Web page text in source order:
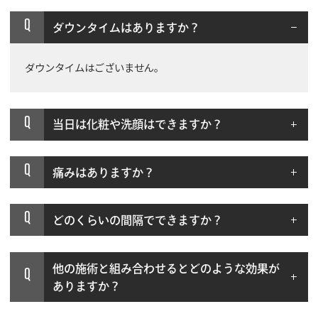
Q ダウンタイムはありますか？
ダウンタイムはございません。
Q 当日は化粧や洗顔はできますか？
Q 痛みはありますか？
Q どのくらいの間隔でできますか？
Q
他の施術と組み合わせるとどのような効果が
ありますか？